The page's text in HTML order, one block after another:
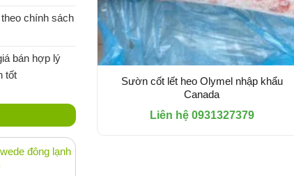
chính sách
bán hợp lý
tốt
đông lạnh
Sườn cốt lết heo Olymel nhập khẩu
Canada
Liên hệ 0931327379